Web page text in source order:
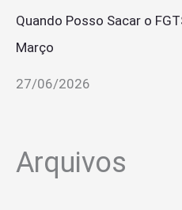
Quando Posso Sacar o
Março
27/06/2026
Arquivos